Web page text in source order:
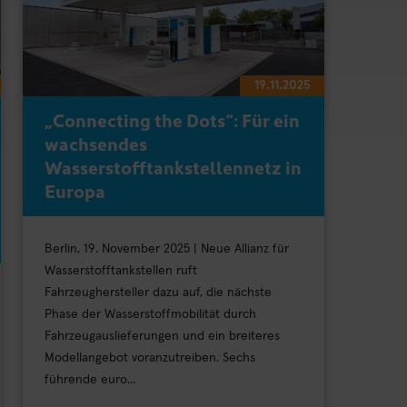
19.11.2025
„Connecting the Dots“: Für ein
wachsendes
Wasserstofftankstellennetz in
Europa
Berlin, 19. November 2025 | Neue Allianz für
Wasserstofftankstellen ruft
Fahrzeughersteller dazu auf, die nächste
Phase der Wasserstoffmobilität durch
Fahrzeugauslieferungen und ein breiteres
Modellangebot voranzutreiben. Sechs
führende euro...